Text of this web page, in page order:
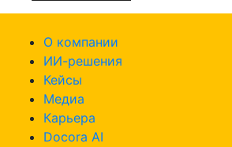
О компании
ИИ-решения
Кейсы
Медиа
Карьера
Docora AI